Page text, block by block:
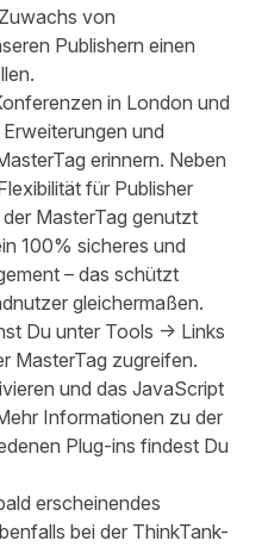
von
Publishern einen
in London und
und
erinnern. Neben
für Publisher
MasterTag genutzt
100% sicheres und
– das schützt
gleichermaßen.
Du unter Tools -> Links
MasterTag zugreifen.
und das JavaScript
Informationen zu der
Plug-ins findest Du
erscheinendes
bei der ThinkTank-